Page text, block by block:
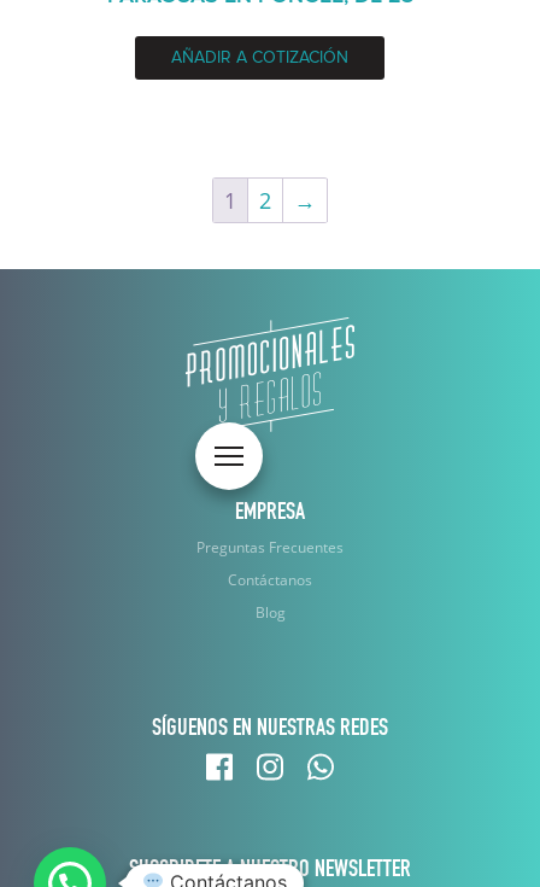
Toggle navigation
AÑADIR A COTIZACIÓN
1 2 →
EMPRESA
Preguntas Frecuentes
Contáctanos
Blog
SÍGUENOS EN NUESTRAS REDES
SUSCRIBETE A NUESTRO NEWSLETTER
Contáctanos